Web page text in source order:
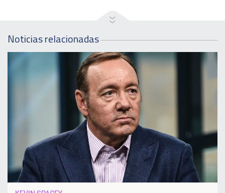
Noticias relacionadas